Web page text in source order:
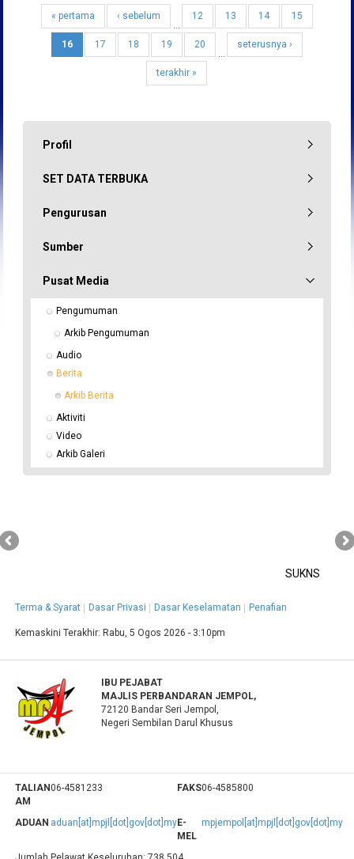
« pertama
‹ sebelum
…
12 13 14 15
16 17 18 19
20
…
seterusnya ›
terakhir »
Profil
SET DATA TERBUKA
Pengurusan
Sumber
Pusat Media
Pengumuman
Arkib Pengumuman
Audio
Berita
Arkib Berita
Aktiviti
Video
Arkib Galeri
SUKNS
Terma & Syarat Dasar Privasi Dasar Keselamatan Penafian
Kemaskini Terakhir: Rabu, 5 Ogos 2026 - 3:10pm
IBU PEJABAT
MAJLIS PERBANDARAN JEMPOL,
72120 Bandar Seri Jempol,
Negeri Sembilan Darul Khusus
TALIAN
AM
06-4581233 FAKS06-4585800
ADUAN aduan[at]mpjl[dot]gov[dot]myE-
MEL
mpjempol[at]mpjl[dot]gov[dot]my